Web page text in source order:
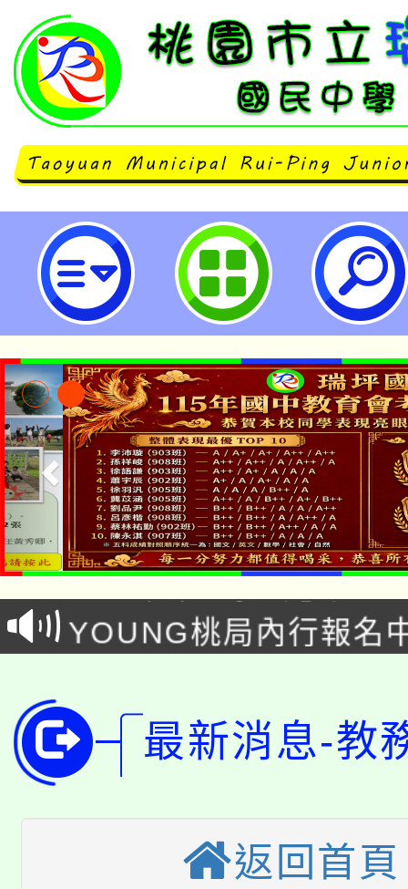
「112年創意機器人研習營」-桃園
「本色祭」8/29、30
場熱烈登場!
8/21下午1時於龍潭區
徵才活動。
YOUNG桃局內行報名
8月14至27日，桃園電
開!
115年桃園市運動會8/
田徑場及游泳池舉行。
桃園市低收入戶享有免
半價優惠，詳情可洽有
份教師增能研習
大溪自造教育及科技
最新消息-教
返回首頁